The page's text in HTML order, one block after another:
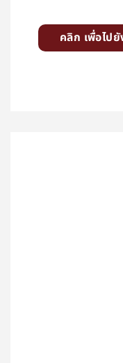
คลิก เพื่อไป